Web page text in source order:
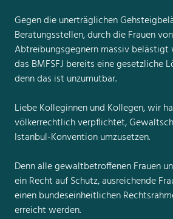
Gegen die unerträglichen
Beratungsstellen, durch die Frauen von
Abtreibungsgegnern massiv belästigt
das BMFSFJ bereits eine gesetzliche
denn das ist unzumutbar.
Liebe Kolleginnen und Kollegen, wir
völkerrechtlich verpflichtet,
Istanbul-Konvention umzusetzen.
Denn alle gewaltbetroffenen Frauen
ein Recht auf Schutz, ausreichende
einen bundeseinheitlichen
erreicht werden.